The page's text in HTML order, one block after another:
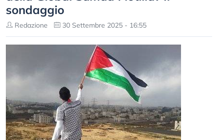
sondaggio
Redazione 30 Settembre 2025 - 16:55